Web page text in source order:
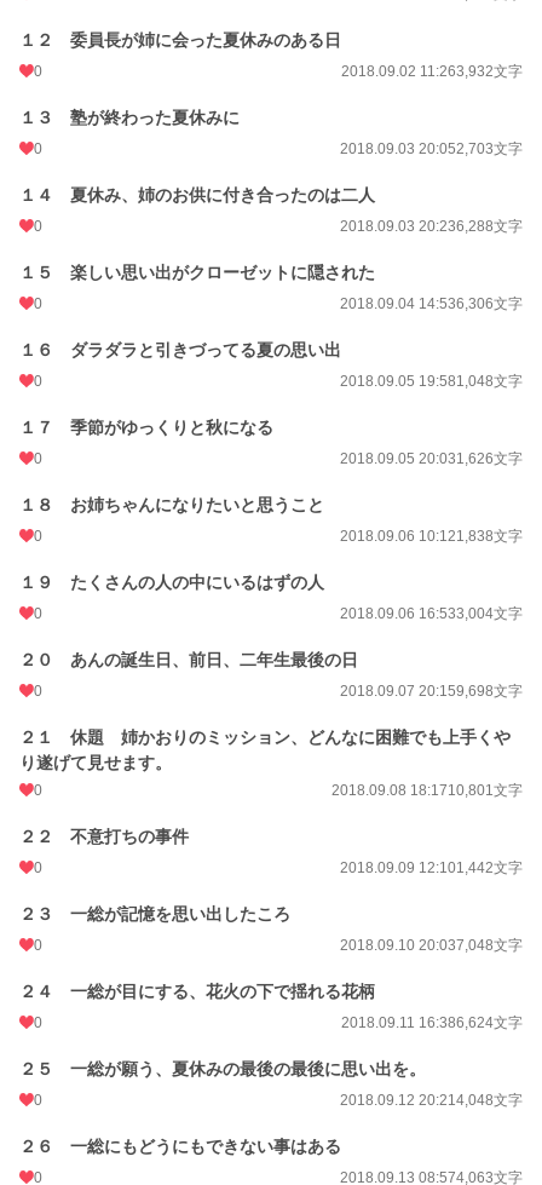
１２ 委員長が姉に会った夏休みのある日
0 2018.09.02 11:263,932文字
１３ 塾が終わった夏休みに
0 2018.09.03 20:052,703文字
１４ 夏休み、姉のお供に付き合ったのは二人
0 2018.09.03 20:236,288文字
１５ 楽しい思い出がクローゼットに隠された
0 2018.09.04 14:536,306文字
１６ ダラダラと引きづってる夏の思い出
0 2018.09.05 19:581,048文字
１７ 季節がゆっくりと秋になる
0 2018.09.05 20:031,626文字
１８ お姉ちゃんになりたいと思うこと
0 2018.09.06 10:121,838文字
１９ たくさんの人の中にいるはずの人
0 2018.09.06 16:533,004文字
２０ あんの誕生日、前日、二年生最後の日
0 2018.09.07 20:159,698文字
２１ 休題 姉かおりのミッション、どんなに困難でも上手くや
り遂げて見せます。
0 2018.09.08 18:1710,801文字
２２ 不意打ちの事件
0 2018.09.09 12:101,442文字
２３ 一総が記憶を思い出したころ
0 2018.09.10 20:037,048文字
２４ 一総が目にする、花火の下で揺れる花柄
0 2018.09.11 16:386,624文字
２５ 一総が願う、夏休みの最後の最後に思い出を。
0 2018.09.12 20:214,048文字
２６ 一総にもどうにもできない事はある
0 2018.09.13 08:574,063文字